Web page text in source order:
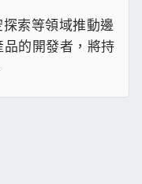
索等領域推動邊
的開發者，將持